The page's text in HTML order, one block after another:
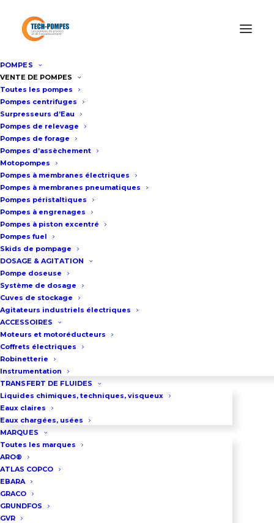
POMPES
VENTE DE POMPES
Toutes les pompes
Pompes centrifuges
Surpresseurs d’Eau
Pompes de relevage
Pompes de forage
Pompes d’assèchement
Motopompes
Pompes à membranes électriques
Pompes à membranes pneumatiques
Pompes péristaltiques
Pompes à engrenages
Pompes à piston excentré
Pompes fuel
Skids de pompage
DOSAGE & AGITATION
Pompe doseuse
Système de dosage
Cuves de stockage
Agitateurs industriels électriques
ACCESSOIRES
Moteurs et motoréducteurs
Coffrets électriques
Robinetterie
Instrumentation
TRANSFERT DE FLUIDES
Liquides chimiques, techniques, visqueux
Eaux claires
Eaux chargées, usées
MARQUES
Toutes les marques
ARO®
ATLAS COPCO
EBARA
GRACO
GRUNDFOS
GVR
Accueil /La pompe péristaltique industrielle
péristaltique PHD10
Pompe péristaltique PHD10
Fiche technique
Débit : 16 à 88 litres/heure
Pression : Jusqu’à 7.5 bar
Raccordement : Par raccords
annelés diamètre 12 mm
POMPE PÉRISTALTIQUE ?